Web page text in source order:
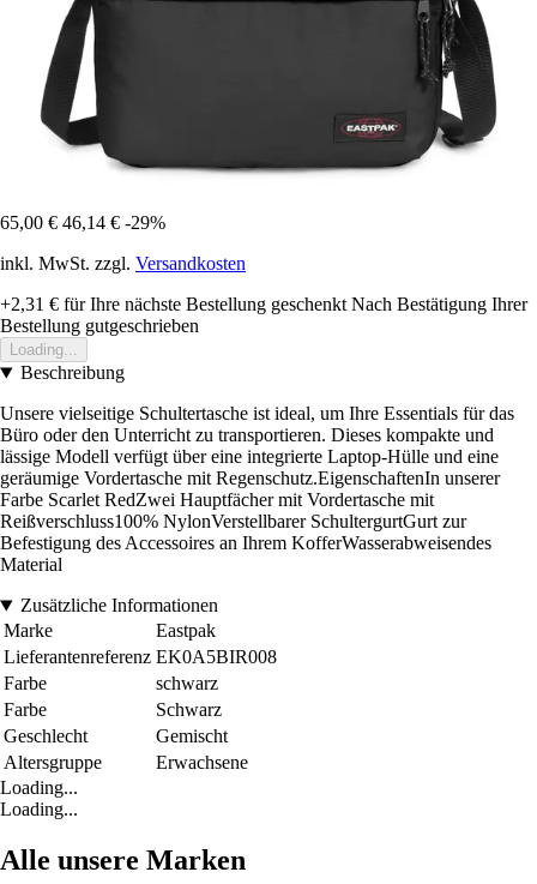
65,00 € 46,14 € -29%
inkl. MwSt. zzgl. Versandkosten
+2,31 € für Ihre nächste Bestellung geschenkt Nach Bestätigung Ihrer
Bestellung gutgeschrieben
Loading...
Beschreibung
Unsere vielseitige Schultertasche ist ideal, um Ihre Essentials für das
Büro oder den Unterricht zu transportieren. Dieses kompakte und
lässige Modell verfügt über eine integrierte Laptop-Hülle und eine
geräumige Vordertasche mit Regenschutz.EigenschaftenIn unserer
Farbe Scarlet RedZwei Hauptfächer mit Vordertasche mit
Reißverschluss100% NylonVerstellbarer SchultergurtGurt zur
Befestigung des Accessoires an Ihrem KofferWasserabweisendes
Material
Zusätzliche Informationen
Marke
Eastpak
Lieferantenreferenz EK0A5BIR008
Farbe
schwarz
Farbe
Schwarz
Geschlecht
Gemischt
Altersgruppe
Erwachsene
Loading...
Loading...
Alle unsere Marken